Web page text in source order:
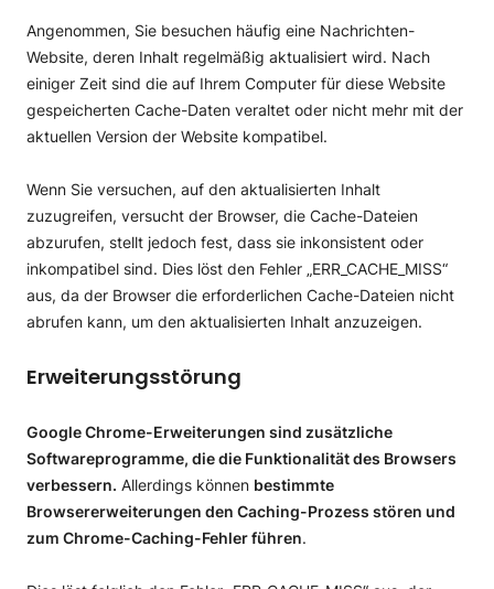
Angenommen, Sie besuchen häufig eine Nachrichten-
Website, deren Inhalt regelmäßig aktualisiert wird. Nach
einiger Zeit sind die auf Ihrem Computer für diese Website
gespeicherten Cache-Daten veraltet oder nicht mehr mit der
aktuellen Version der Website kompatibel.
Wenn Sie versuchen, auf den aktualisierten Inhalt
zuzugreifen, versucht der Browser, die Cache-Dateien
abzurufen, stellt jedoch fest, dass sie inkonsistent oder
inkompatibel sind. Dies löst den Fehler „ERR_CACHE_MISS“
aus, da der Browser die erforderlichen Cache-Dateien nicht
abrufen kann, um den aktualisierten Inhalt anzuzeigen.
Erweiterungsstörung
Google Chrome-Erweiterungen sind zusätzliche
Softwareprogramme, die die Funktionalität des Browsers
verbessern. Allerdings können bestimmte
Browsererweiterungen den Caching-Prozess stören und
zum Chrome-Caching-Fehler führen.